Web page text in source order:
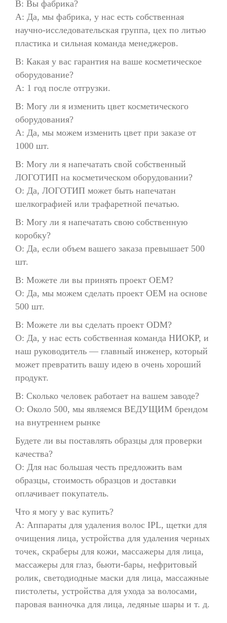
В: Вы фабрика?
A: Да, мы фабрика, у нас есть собственная
научно-исследовательская группа, цех по литью
пластика и сильная команда менеджеров.
В: Какая у вас гарантия на ваше косметическое
оборудование?
A: 1 год после отгрузки.
В: Могу ли я изменить цвет косметического
оборудования?
A: Да, мы можем изменить цвет при заказе от
1000 шт.
В: Могу ли я напечатать свой собственный
ЛОГОТИП на косметическом оборудовании?
О: Да, ЛОГОТИП может быть напечатан
шелкографией или трафаретной печатью.
В: Могу ли я напечатать свою собственную
коробку?
О: Да, если объем вашего заказа превышает 500
шт.
В: Можете ли вы принять проект OEM?
О: Да, мы можем сделать проект OEM на основе
500 шт.
В: Можете ли вы сделать проект ODM?
О: Да, у нас есть собственная команда НИОКР, и
наш руководитель — главный инженер, который
может превратить вашу идею в очень хороший
продукт.
В: Сколько человек работает на вашем заводе?
О: Около 500, мы являемся ВЕДУЩИМ брендом
на внутреннем рынке
Будете ли вы поставлять образцы для проверки
качества?
О: Для нас большая честь предложить вам
образцы, стоимость образцов и доставки
оплачивает покупатель.
Что я могу у вас купить?
A: Аппараты для удаления волос IPL, щетки для
очищения лица, устройства для удаления черных
точек, скраберы для кожи, массажеры для лица,
массажеры для глаз, бьюти-бары, нефритовый
ролик, светодиодные маски для лица, массажные
пистолеты, устройства для ухода за волосами,
паровая ванночка для лица, ледяные шары и т. д.